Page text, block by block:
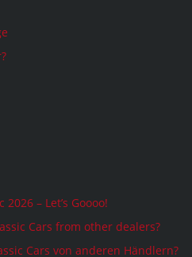
– Let’s Goooo!
Cars from other dealers?
Cars von anderen Händlern?